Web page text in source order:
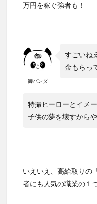
万円を稼ぐ強者も！
御パンダ
すごいね
金もらっ
特撮ヒーローとイメ
子供の夢を壊すから
いえいえ、高給取りの
者にも人気の職業の１